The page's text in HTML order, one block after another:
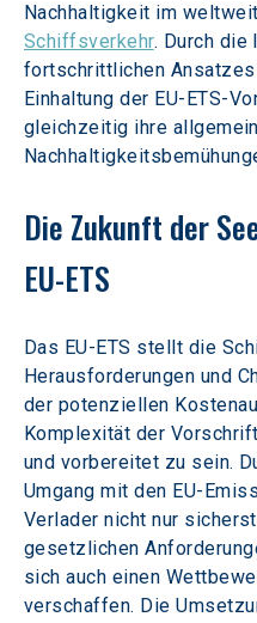
Nachhaltigkeit im
Schiffsverkehr. Durch die
fortschrittlichen Ansatzes
Einhaltung der EU-ETS-
gleichzeitig ihre
Die Zukunft der
EU-ETS
Das EU-ETS stellt die
Herausforderungen und
der potenziellen
Komplexität der
und vorbereitet zu sein.
Umgang mit den EU-
Verlader nicht nur
gesetzlichen
sich auch einen
verschaffen. Die